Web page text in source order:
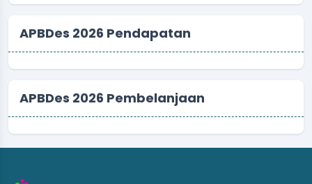
APBDes 2026 Pendapatan
APBDes 2026 Pembelanjaan